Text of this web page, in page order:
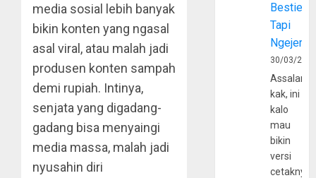
media sosial lebih banyak
bikin konten yang ngasal
asal viral, atau malah jadi
produsen konten sampah
demi rupiah. Intinya,
senjata yang digadang-
gadang bisa menyaingi
media massa, malah jadi
nyusahin diri
Bestie
Tapi
30/03/
kak, ini
kalo
mau
bikin
versi
cetaknya